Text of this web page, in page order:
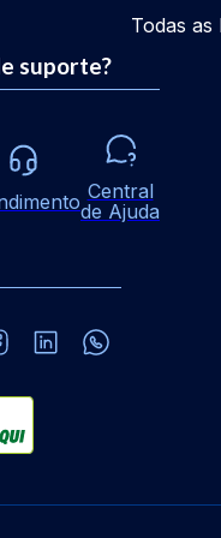
Todas as
suporte?
Central
de Ajuda